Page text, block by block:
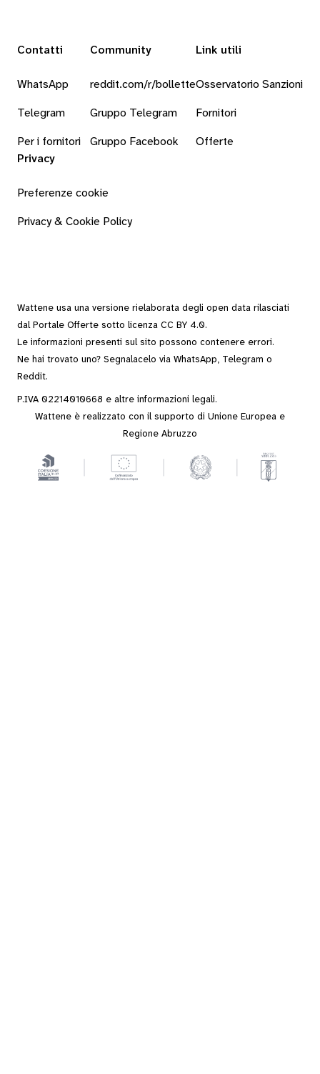
Contatti
WhatsApp
Telegram
Per i fornitori
Community
reddit.com/r/bollette
Gruppo Telegram
Gruppo Facebook
Link utili
Osservatorio Sanzioni
Fornitori
Offerte
Privacy
Preferenze cookie
Privacy & Cookie Policy
Wattene usa una versione rielaborata degli open data rilasciati
dal Portale Offerte sotto licenza CC BY 4.0.
Le informazioni presenti sul sito possono contenere errori.
Ne hai trovato uno? Segnalacelo via WhatsApp, Telegram o
Reddit.
P.IVA 02214010668 e altre informazioni legali.
Wattene è realizzato con il supporto di Unione Europea e
Regione Abruzzo